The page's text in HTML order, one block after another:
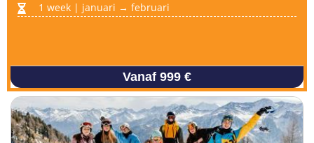
1 week | januari → februari
Vanaf 999 €